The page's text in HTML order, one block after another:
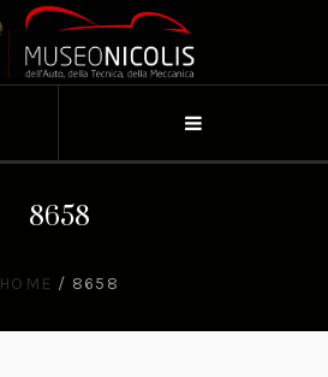
8658
HOME / 8658